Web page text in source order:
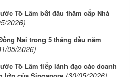
Tô Lâm bắt đầu thăm cấp Nhà
2026)
Nai trong 5 tháng đầu năm
05/2026)
Tô Lâm tiếp lãnh đạo các doanh